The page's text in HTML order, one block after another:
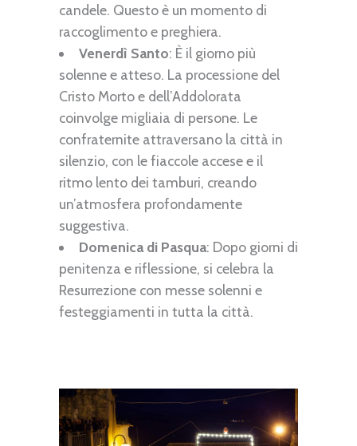
candele. Questo è un momento di
raccoglimento e preghiera.
Venerdì Santo: È il giorno più
solenne e atteso. La processione del
Cristo Morto e dell’Addolorata
coinvolge migliaia di persone. Le
confraternite attraversano la città in
silenzio, con le fiaccole accese e il
ritmo lento dei tamburi, creando
un’atmosfera profondamente
suggestiva.
Domenica di Pasqua: Dopo giorni di
penitenza e riflessione, si celebra la
Resurrezione con messe solenni e
festeggiamenti in tutta la città.